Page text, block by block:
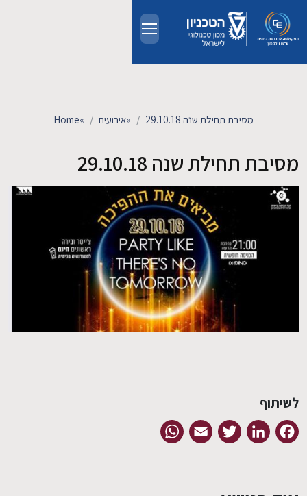
מחקר
חדשות ואירועים
קשרי תעשייה
Home» אירועים» מסיבת תחילת שנה 29.10.18
מסיבת תחילת שנה 29.10.18
לשיתוף
Facebook
LinkedIn
Twitter
Email